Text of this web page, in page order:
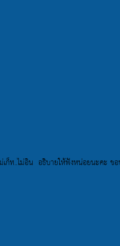
ม่เก็ท..ไม่อิน อธิบายให้ฟังหน่อยนะ